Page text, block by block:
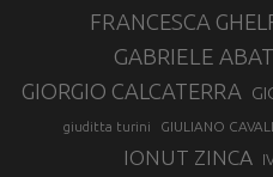
FRANCESCA
GABRIELE
GIORGIO CALCATERRA
giuditta turini GIULIANO
IONUT ZINCA